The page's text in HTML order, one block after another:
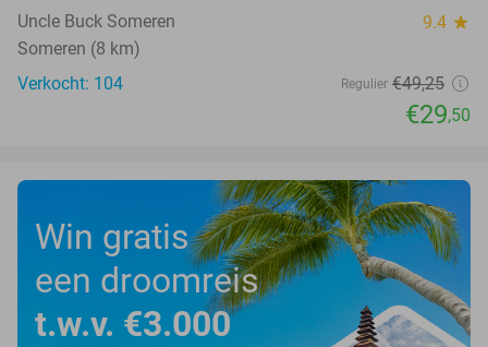
Uncle Buck Someren 9.4 star
Someren (8 km)
Verkocht: 104
Regulier €49,25
€29,50
Win gratis
een droomreis
t.w.v. €3.000